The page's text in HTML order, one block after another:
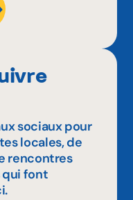
sociaux pour
locales, de
rencontres
qui font